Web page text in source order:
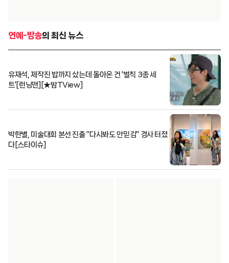
연예-방송의 최신 뉴스
유재석, 제작진 밥까지 샀는데 돌아온 건 '벌칙 3종 세
트'[런닝맨][★밤TView]
박한별, 미술대회 본선 진출 "다시봐도 안믿김" 경사 터졌
다[스타이슈]